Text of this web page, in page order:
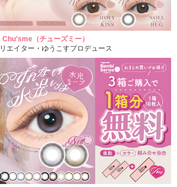
Chu'sme（チューズミー）
エイター・ゆうこすプロデュース